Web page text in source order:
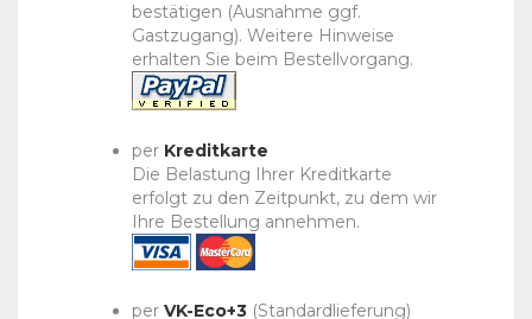
bestätigen (Ausnahme ggf.
Gastzugang). Weitere Hinweise
erhalten Sie beim Bestellvorgang.
per Kreditkarte
Die Belastung Ihrer Kreditkarte
erfolgt zu den Zeitpunkt, zu dem wir
Ihre Bestellung annehmen.
per VK-Eco+3(Standardlieferung)